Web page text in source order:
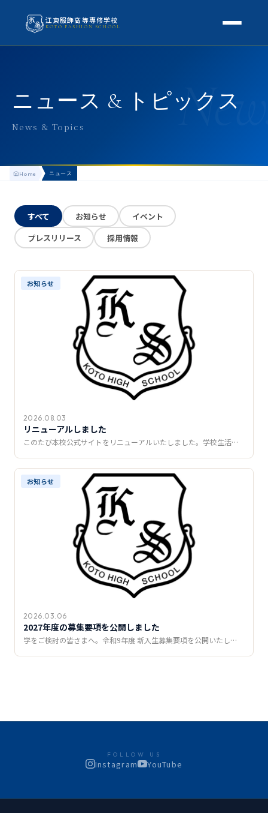
江東服飾高等専修学校
KOTO FASHION SCHOOL
アクセス
よくある質問
スクールライフ
生徒の1日
KOTO COLLECTION
卒業生インタビュー
募集要項
学費・助成金
推薦制度
転入学・編入学
オープンキャンパス
ニュース & トピックス
News & Topics
Home ニュース
すべて お知らせ
イベント
プレスリリース
採用情報
お知らせ
2026.08.03
リニューアルしました
このたび本校公式サイトをリニューアルいたしました。学校生活…
お知らせ
2026.03.06
2027年度の募集要項を公開しました
学をご検討の皆さまへ。令和9年度 新入生募集要項を公開いたし…
FOLLOW US
Instagram YouTube